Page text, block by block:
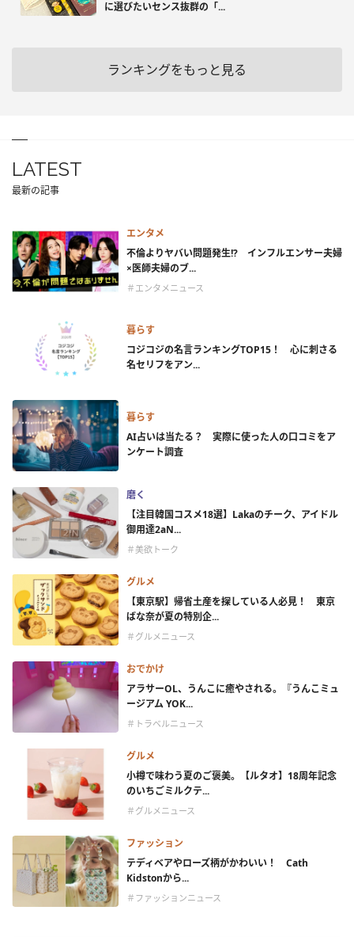
に選びたいセンス抜群の「...
ランキングをもっと見る
LATEST
最新の記事
エンタメ
不倫よりヤバい問題発生!? インフルエンサー夫婦
×医師夫婦のブ...
＃エンタメニュース
暮らす
コジコジの名言ランキングTOP15！ 心に刺さる
名セリフをアン...
暮らす
AI占いは当たる？ 実際に使った人の口コミをア
ンケート調査
磨く
【注目韓国コスメ18選】Lakaのチーク、アイドル
御用達2aN...
＃美欲トーク
グルメ
【東京駅】帰省土産を探している人必見！ 東京
ばな奈が夏の特別企...
＃グルメニュース
おでかけ
アラサーOL、うんこに癒やされる。『うんこミュ
ージアム YOK...
＃トラベルニュース
グルメ
小樽で味わう夏のご褒美。【ルタオ】18周年記念
のいちごミルクテ...
＃グルメニュース
ファッション
テディベアやローズ柄がかわいい！ Cath
Kidstonから...
＃ファッションニュース